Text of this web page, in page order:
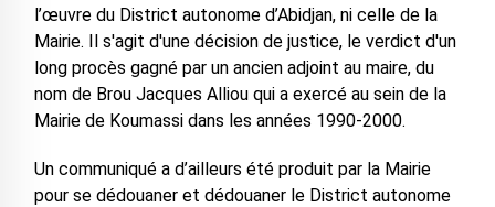
l’œuvre du District autonome d’Abidjan, ni celle de la
Mairie. Il s'agit d'une décision de justice, le verdict d'un
long procès gagné par un ancien adjoint au maire, du
nom de Brou Jacques Alliou qui a exercé au sein de la
Mairie de Koumassi dans les années 1990-2000.
Un communiqué a d’ailleurs été produit par la Mairie
pour se dédouaner et dédouaner le District autonome